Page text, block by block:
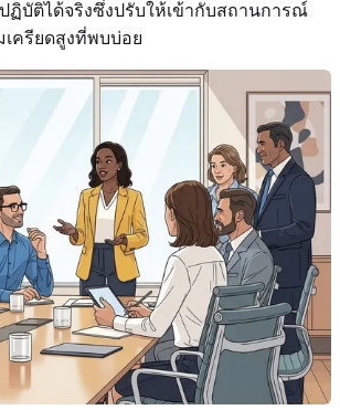
บัติได้จริงซึ่งปรับให้เข้ากับสถานการณ์
ครียดสูงที่พบบ่อย